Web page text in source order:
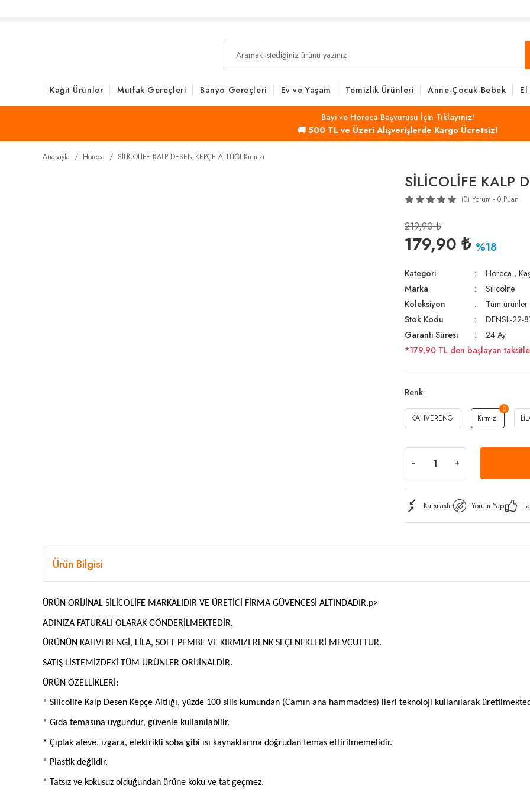
Kağıt Ürünler Mutfak Gereçleri Banyo Gereçleri Ev ve Yaşam Temizlik Ürünleri Anne-Çocuk-Bebek
Bayi ve Horeca Başvurusu İçin Tıklayınız!
🚚 500 TL ve Üzeri Alışverişlerde Kargo Ücretsiz!
Anasayfa Horeca SİLİCOLİFE KALP DESEN KEPÇE ALTLIĞI Kırmızı
SİLİCOLİFE KALP
(0) Yorum - 0 Puan
219,90 ₺
179,90 ₺ %18
Kategori Horeca ,
Marka
Silicolife
Koleksiyon
Tüm ürünler
Stok Kodu
DENSL-22-
Garanti Süresi
24 Ay
*179,90 TL den başlayan
Renk
KAHVERENGİ Kırmızı
Karşılaştır Yorum Yap
Ürün Bilgisi
ÜRÜN ORİJİNAL SİLİCOLİFE MARKALIDIR VE ÜRETİCİ FİRMA GÜVENCESİ ALTINDADIR.p>
ADINIZA FATURALI OLARAK GÖNDERİLMEKTEDİR.
ÜRÜNÜN KAHVERENGİ, LİLA, SOFT PEMBE VE KIRMIZI RENK SEÇENEKLERİ MEVCUTTUR.
SATIŞ LİSTEMİZDEKİ TÜM ÜRÜNLER ORİJİNALDİR.
ÜRÜN ÖZELLİKLERİ:
* Silicolife Kalp Desen Kepçe Altlığı, yüzde 100 silis kumundan (Camın ana hammaddes) ileri teknoloji kullanılarak
* Gıda temasına uygundur, güvenle kullanılabilir.
* Çıplak aleve, ızgara, elektrikli soba gibi ısı kaynaklarına doğrudan temas ettirilmemelidir.
* Plastik değildir.
* Tatsız ve kokusuz olduğundan ürüne koku ve tat geçmez.